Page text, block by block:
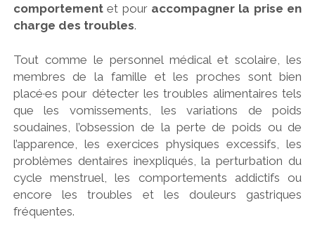
comportementet pour accompagner la prise en
charge des troubles.
Tout comme le personnel médical et scolaire, les
membres de la famille et les proches sont bien
placé·es pour détecter les troubles alimentaires tels
que les vomissements, les variations de poids
soudaines, l’obsession de la perte de poids ou de
l’apparence, les exercices physiques excessifs, les
problèmes dentaires inexpliqués, la perturbation du
cycle menstruel, les comportements addictifs ou
encore les troubles et les douleurs gastriques
fréquentes.